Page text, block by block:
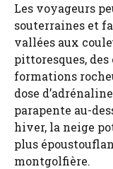
Les voyageurs
souterraines et
vallées aux
pittoresques, des
formations
dose
parapente au-
hiver, la neige
plus
montgolfière.